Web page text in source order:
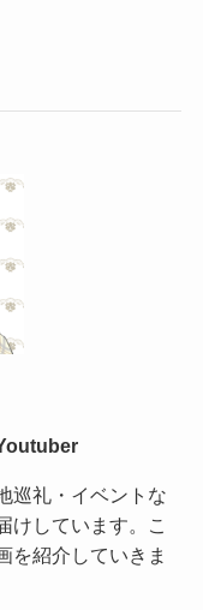
巡礼・イベントな
けしています。こ
を紹介していきま